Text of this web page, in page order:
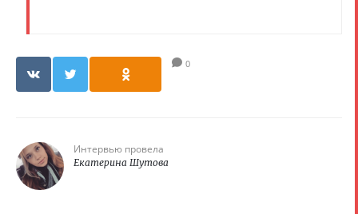
0
Интервью провела
Екатерина Шутова